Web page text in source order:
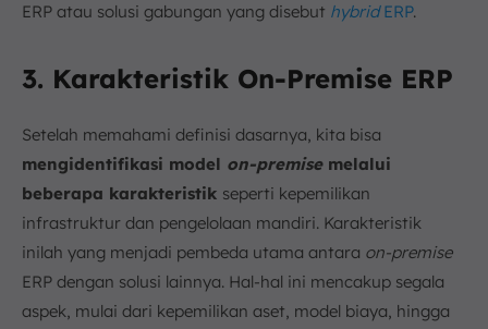
ERP atau solusi gabungan yang disebut hybridERP.
3. Karakteristik On-Premise ERP
Setelah memahami definisi dasarnya, kita bisa
mengidentifikasi model on-premisemelalui
beberapa karakteristik seperti kepemilikan
infrastruktur dan pengelolaan mandiri. Karakteristik
inilah yang menjadi pembeda utama antara on-premise
ERP dengan solusi lainnya. Hal-hal ini mencakup segala
aspek, mulai dari kepemilikan aset, model biaya, hingga